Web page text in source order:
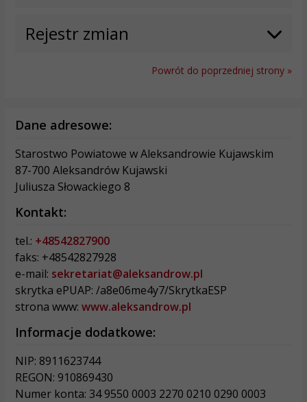
Rejestr zmian
Powrót do poprzedniej strony »
Dane adresowe:
Starostwo Powiatowe w Aleksandrowie Kujawskim
87-700 Aleksandrów Kujawski
Juliusza Słowackiego 8
Kontakt:
tel.: +48542827900
faks: +48542827928
e-mail: sekretariat@aleksandrow.pl
skrytka ePUAP: /a8e06me4y7/SkrytkaESP
strona www: www.aleksandrow.pl
Informacje dodatkowe:
NIP: 8911623744
REGON: 910869430
Numer konta: 34 9550 0003 2270 0210 0290 0003